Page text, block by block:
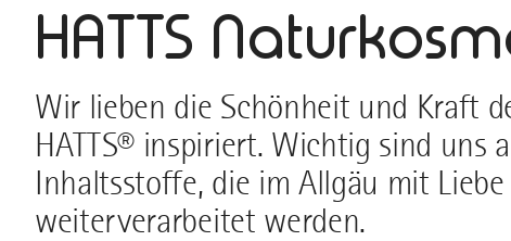
HATTS
Wir lieben die Schönheit und Kraft
HATTS® inspiriert. Wichtig sind uns
Inhaltsstoffe, die im Allgäu mit
weiterverarbeitet werden.